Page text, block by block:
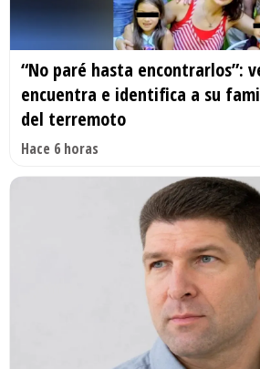
“No paré hasta encontrarlos”:
encuentra e identifica a su
del terremoto
Hace 6 horas